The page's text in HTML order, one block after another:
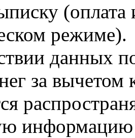
режиме).
данных
за
информацию